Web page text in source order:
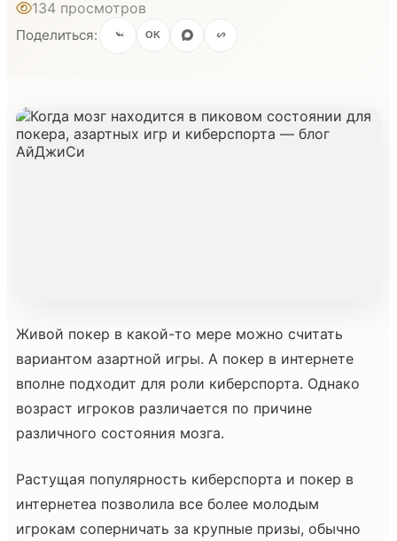
134 просмотров
Поделиться: OK
Живой покер в какой-то мере можно считать
вариантом азартной игры. А покер в интернете
вполне подходит для роли киберспорта. Однако
возраст игроков различается по причине
различного состояния мозга.
Растущая популярность киберспорта и покер в
интернетеа позволила все более молодым
игрокам соперничать за крупные призы, обычно